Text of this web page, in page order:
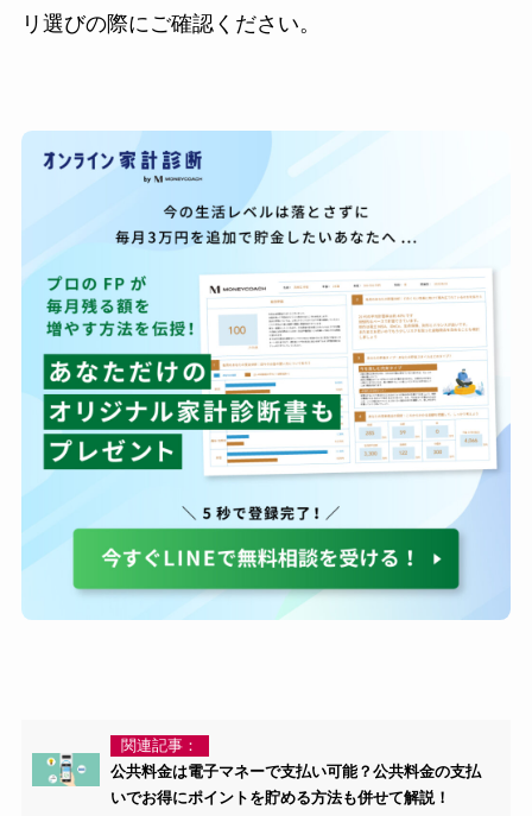
リ選びの際にご確認ください。
関連記事：
公共料金は電子マネーで支払い可能？公共料金の支払
いでお得にポイントを貯める方法も併せて解説！